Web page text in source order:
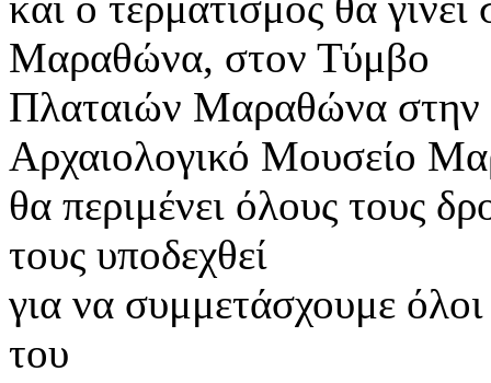
Μαραθώνα, στον Τύμβο
Πλαταιών Μαραθώνα στην
Αρχαιολογικό Μουσείο
θα περιμένει όλους τους
τους υποδεχθεί
για να συμμετάσχουμε
του